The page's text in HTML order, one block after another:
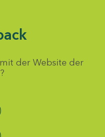
der Website der
auswählen